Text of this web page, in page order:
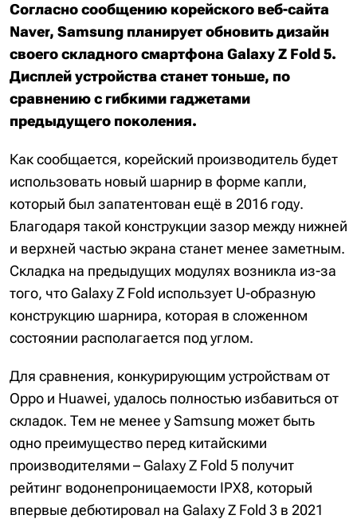
Согласно сообщению корейского веб-сайта
Naver, Samsung планирует обновить дизайн
своего складного смартфона Galaxy Z Fold 5.
Дисплей устройства станет тоньше, по
сравнению с гибкими гаджетами
предыдущего поколения.
Как сообщается, корейский производитель будет
использовать новый шарнир в форме капли,
который был запатентован ещё в 2016 году.
Благодаря такой конструкции зазор между нижней
и верхней частью экрана станет менее заметным.
Складка на предыдущих модулях возникла из-за
того, что Galaxy Z Fold использует U-образную
конструкцию шарнира, которая в сложенном
состоянии располагается под углом.
Для сравнения, конкурирующим устройствам от
Oppo и Huawei, удалось полностью избавиться от
складок. Тем не менее у Samsung может быть
одно преимущество перед китайскими
производителями – Galaxy Z Fold 5 получит
рейтинг водонепроницаемости IPX8, который
впервые дебютировал на Galaxy Z Fold 3 в 2021